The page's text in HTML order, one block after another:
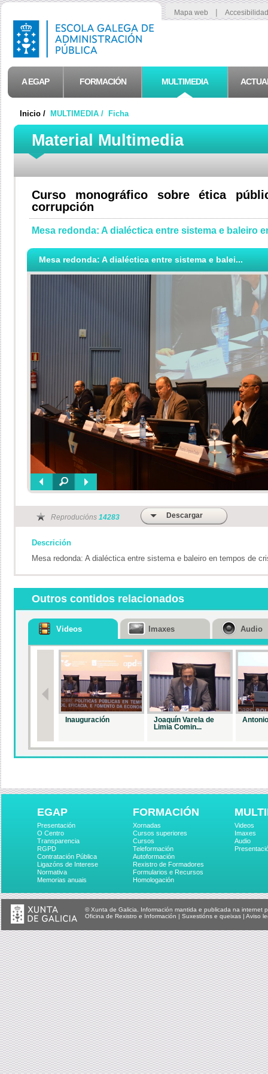
Mapa web |
A EGAP FORMACIÓN MULTIMEDIA
Inicio / MULTIMEDIA / Ficha
Material Multimedia
Curso monográfico sobre ética
corrupción
Mesa redonda: A dialéctica entre sistema e baleiro
Mesa redonda: A dialéctica entre sistema e balei...
Reproducións 14283 Descargar
Descrición
Mesa redonda: A dialéctica entre sistema e baleiro en tempos de
Outros contidos relacionados
Videos
Inauguración
Joaquín Varela de
Limia Comin...
Imaxes Audio
EGAP
Presentación
O Centro
Transparencia
RGPD
Contratación Pública
Ligazóns de Interese
Normativa
Memorias anuais
FORMACIÓN
Xornadas
Cursos superiores
Cursos
Teleformación
Autoformación
Rexistro de Formadores
Formularios e Recursos
Homologación
Videos
Imaxes
Audio
© Xunta de Galicia. Información mantida e publicada na internet
Oficina de Rexistro e Información | Suxestións e queixas | Aviso